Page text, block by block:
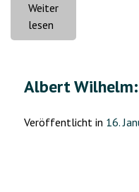
Weiter
lesen
5
Albert Wilhelm:
Veröffentlicht in 16.